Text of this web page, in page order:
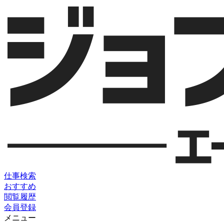
仕事検索
おすすめ
閲覧履歴
会員登録
メニュー